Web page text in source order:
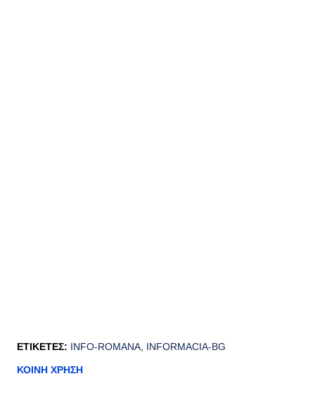
ΕΤΙΚΈΤΕΣ: INFO-ROMANA INFORMACIA-BG
ΚΟΙΝΉ ΧΡΉΣΗ